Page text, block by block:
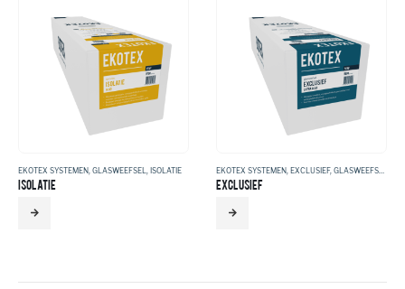
EKOTEX SYSTEMEN, GLASWEEFSEL, ISOLATIE
ISOLATIE
EKOTEX SYSTEMEN, EXCLUSIEF, GLASWEEFSEL
EXCLUSIEF